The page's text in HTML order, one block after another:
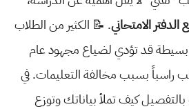
الامتحاني. 📝 الكثير من الطلاب
بسيطة قد تؤدي لضياع مجهود عام
راسباً بسبب مخالفة التعليمات. في
كيف تملأ بياناتك وتوزع